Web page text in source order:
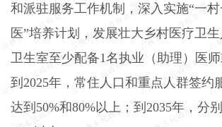
和派驻服务工作机制，深入实施“一
医”培养计划，发展壮大乡村医疗卫
卫生室至少配备1名执业（助理）医师
到 2025年，常住人口和重点人群签约
达到 50%和80%以上；到 2035年，分